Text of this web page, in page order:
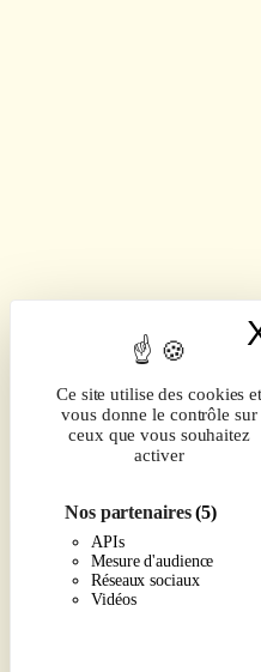
Ce site utilise des cookies et
vous donne le contrôle sur
ceux que vous souhaitez
activer
Nos partenaires(5)
APIs
Mesure d'audience
Réseaux sociaux
Vidéos